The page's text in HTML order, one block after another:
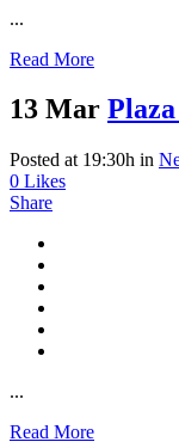
...
Read More
13 Mar
Posted at 19:30h in
0 Likes
Share
...
Read More